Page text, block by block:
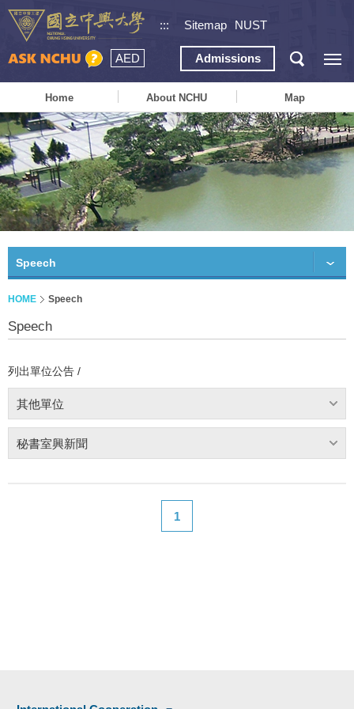
::: Sitemap NUST
AED Admissions
Home About NCHU Map
Speech
HOME Speech
Speech
列出單位公告 /
其他單位
秘書室興新聞
1